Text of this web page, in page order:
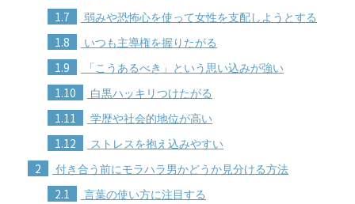
1.7 弱みや恐怖心を使って女性を支配しようとする
1.8 いつも主導権を握りたがる
1.9 「こうあるべき」という思い込みが強い
1.10 白黒ハッキリつけたがる
1.11 学歴や社会的地位が高い
1.12 ストレスを抱え込みやすい
2 付き合う前にモラハラ男かどうか見分ける方法
2.1 言葉の使い方に注目する